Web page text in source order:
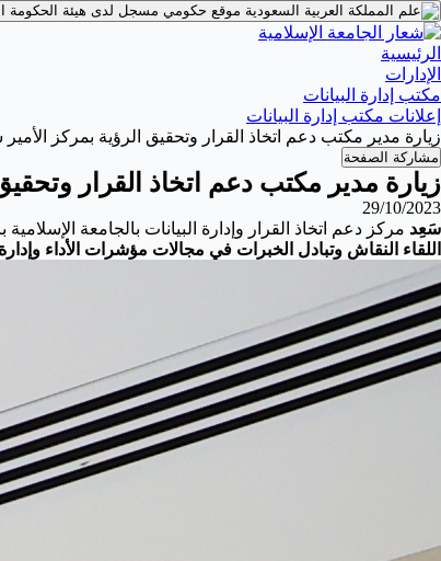
موقع حكومي مسجل لدى هيئة الحكومة
الرئيسية
الإدارات
مكتب إدارة البيانات
إعلانات مكتب إدارة البيانات
زيارة مدير مكتب دعم اتخاذ القرار وتحقيق الرؤية بمركز
مشاركة الصفحة
زيارة مدير مكتب دعم اتخاذ القرار
29/10/2023
سَعِد مركز دعم اتخاذ القرار وإدارة البيانات بالجامعة الإسلامية
اللقاء النقاش وتبادل الخبرات في مجالات مؤشرات الأداء